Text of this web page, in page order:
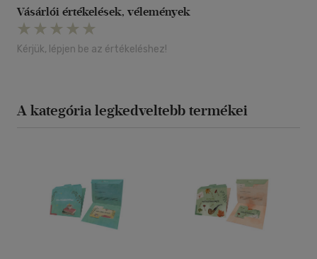
Vásárlói értékelések, vélemények
Kérjük, lépjen be az értékeléshez!
A kategória legkedveltebb termékei